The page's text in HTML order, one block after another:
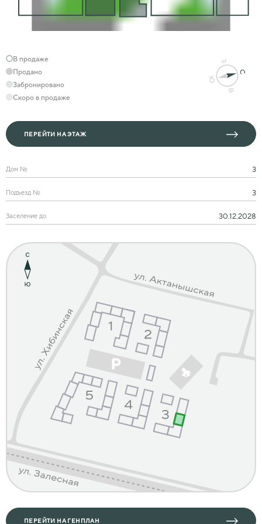
В продаже
Продано
Забронировано
Скоро в продаже
ПЕРЕЙТИ НА ЭТАЖ
Дом № 3
Подъезд № 3
Заселение до 30.12.2028
ПЕРЕЙТИ НА ГЕНПЛАН